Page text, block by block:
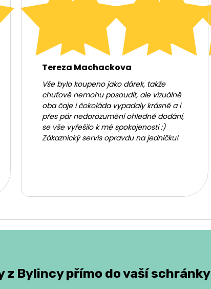
Tereza Machackova
Vše bylo koupeno jako dárek, takže
chuťově nemohu posoudit, ale vizuálně
oba čaje i čokoláda vypadaly krásně a i
přes pár nedorozumění ohledně dodání,
se vše vyřešilo k mé spokojenosti :)
Zákaznický servis opravdu na jedničku!
z Bylincy přímo do vaší schránky